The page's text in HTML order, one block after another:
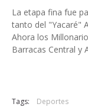
La etapa fina fue
tanto del "Yacaré"
Ahora los
Barracas Central y
Tags: Deportes